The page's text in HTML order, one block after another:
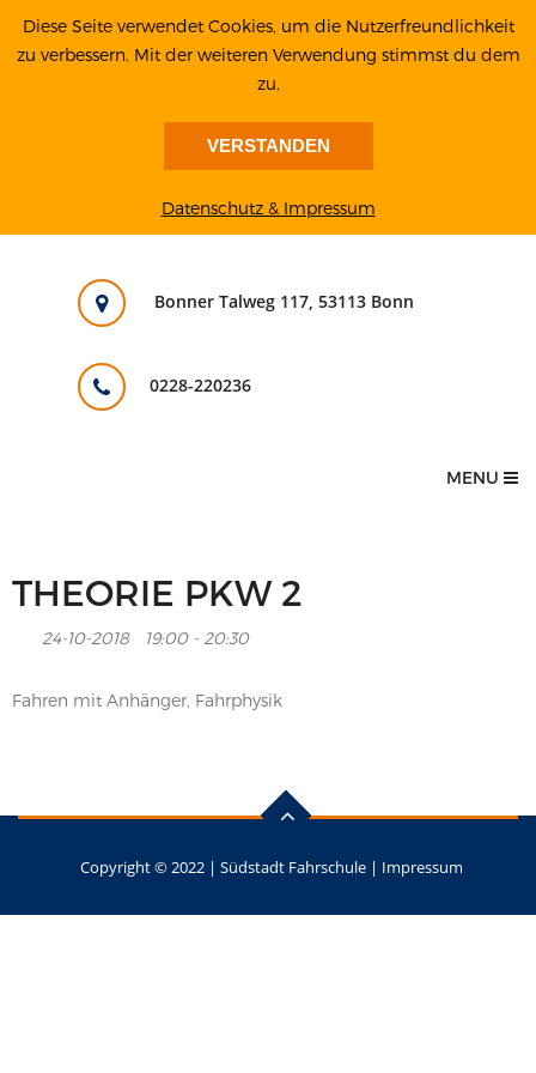
Bonner Talweg 117, 53113 Bonn
0228-220236
MENU
THEORIE PKW 2
24-10-2018 19:00 - 20:30
Fahren mit Anhänger, Fahrphysik
Copyright © 2022 | Südstadt Fahrschule | Impressum
Diese Seite verwendet Cookies, um die Nutzerfreundlichkeit
zu verbessern. Mit der weiteren Verwendung stimmst du dem
zu.
VERSTANDEN
Datenschutz & Impressum